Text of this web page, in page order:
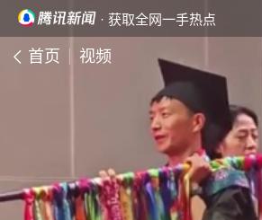
· 获取全网一手热点
首页 视频